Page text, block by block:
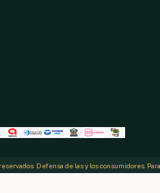
Defensa de las y los consumidores.